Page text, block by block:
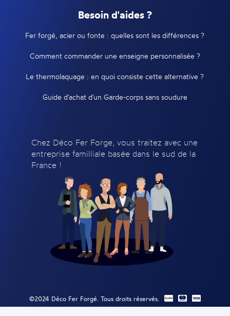
Besoin d'aides ?
Fer forgé, acier ou fonte : quelles sont les différences ?
Comment commander une enseigne personnalisée ?
Le thermolaquage : en quoi consiste cette alternative ?
Guide d'achat d'un Garde-corps sans soudure
Chez Déco Fer Forge, vous traitez avec une
entreprise familliale basée dans le sud de la
France !
©2024 Déco Fer Forgé. Tous droits réservés.